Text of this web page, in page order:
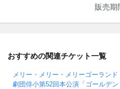
販売期
おすすめの関連チケット一覧
メリー・メリー・メリーゴーランド
劇団俳小第52回本公演「ゴールデン